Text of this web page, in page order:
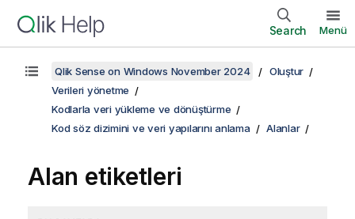
Search Menü
Qlik Sense on Windows November 2024
Oluştur
Verileri yönetme
Kodlarla veri yükleme ve dönüştürme
Kod söz dizimini ve veri yapılarını anlama
Alanlar
Alan etiketleri